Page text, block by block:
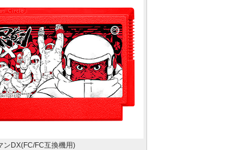
ンDX(FC/FC互換機用)